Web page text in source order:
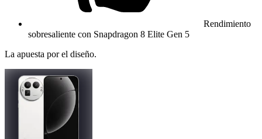
Rendimiento
sobresaliente con Snapdragon 8 Elite Gen 5
La apuesta por el diseño.